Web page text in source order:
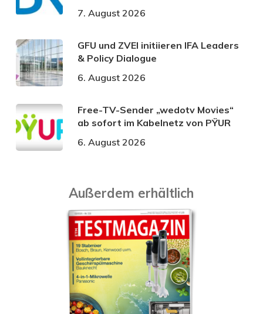
7. August 2026
GFU und ZVEI initiieren IFA Leaders
& Policy Dialogue
6. August 2026
Free-TV-Sender „wedotv Movies“
ab sofort im Kabelnetz von PŸUR
6. August 2026
Außerdem erhältlich